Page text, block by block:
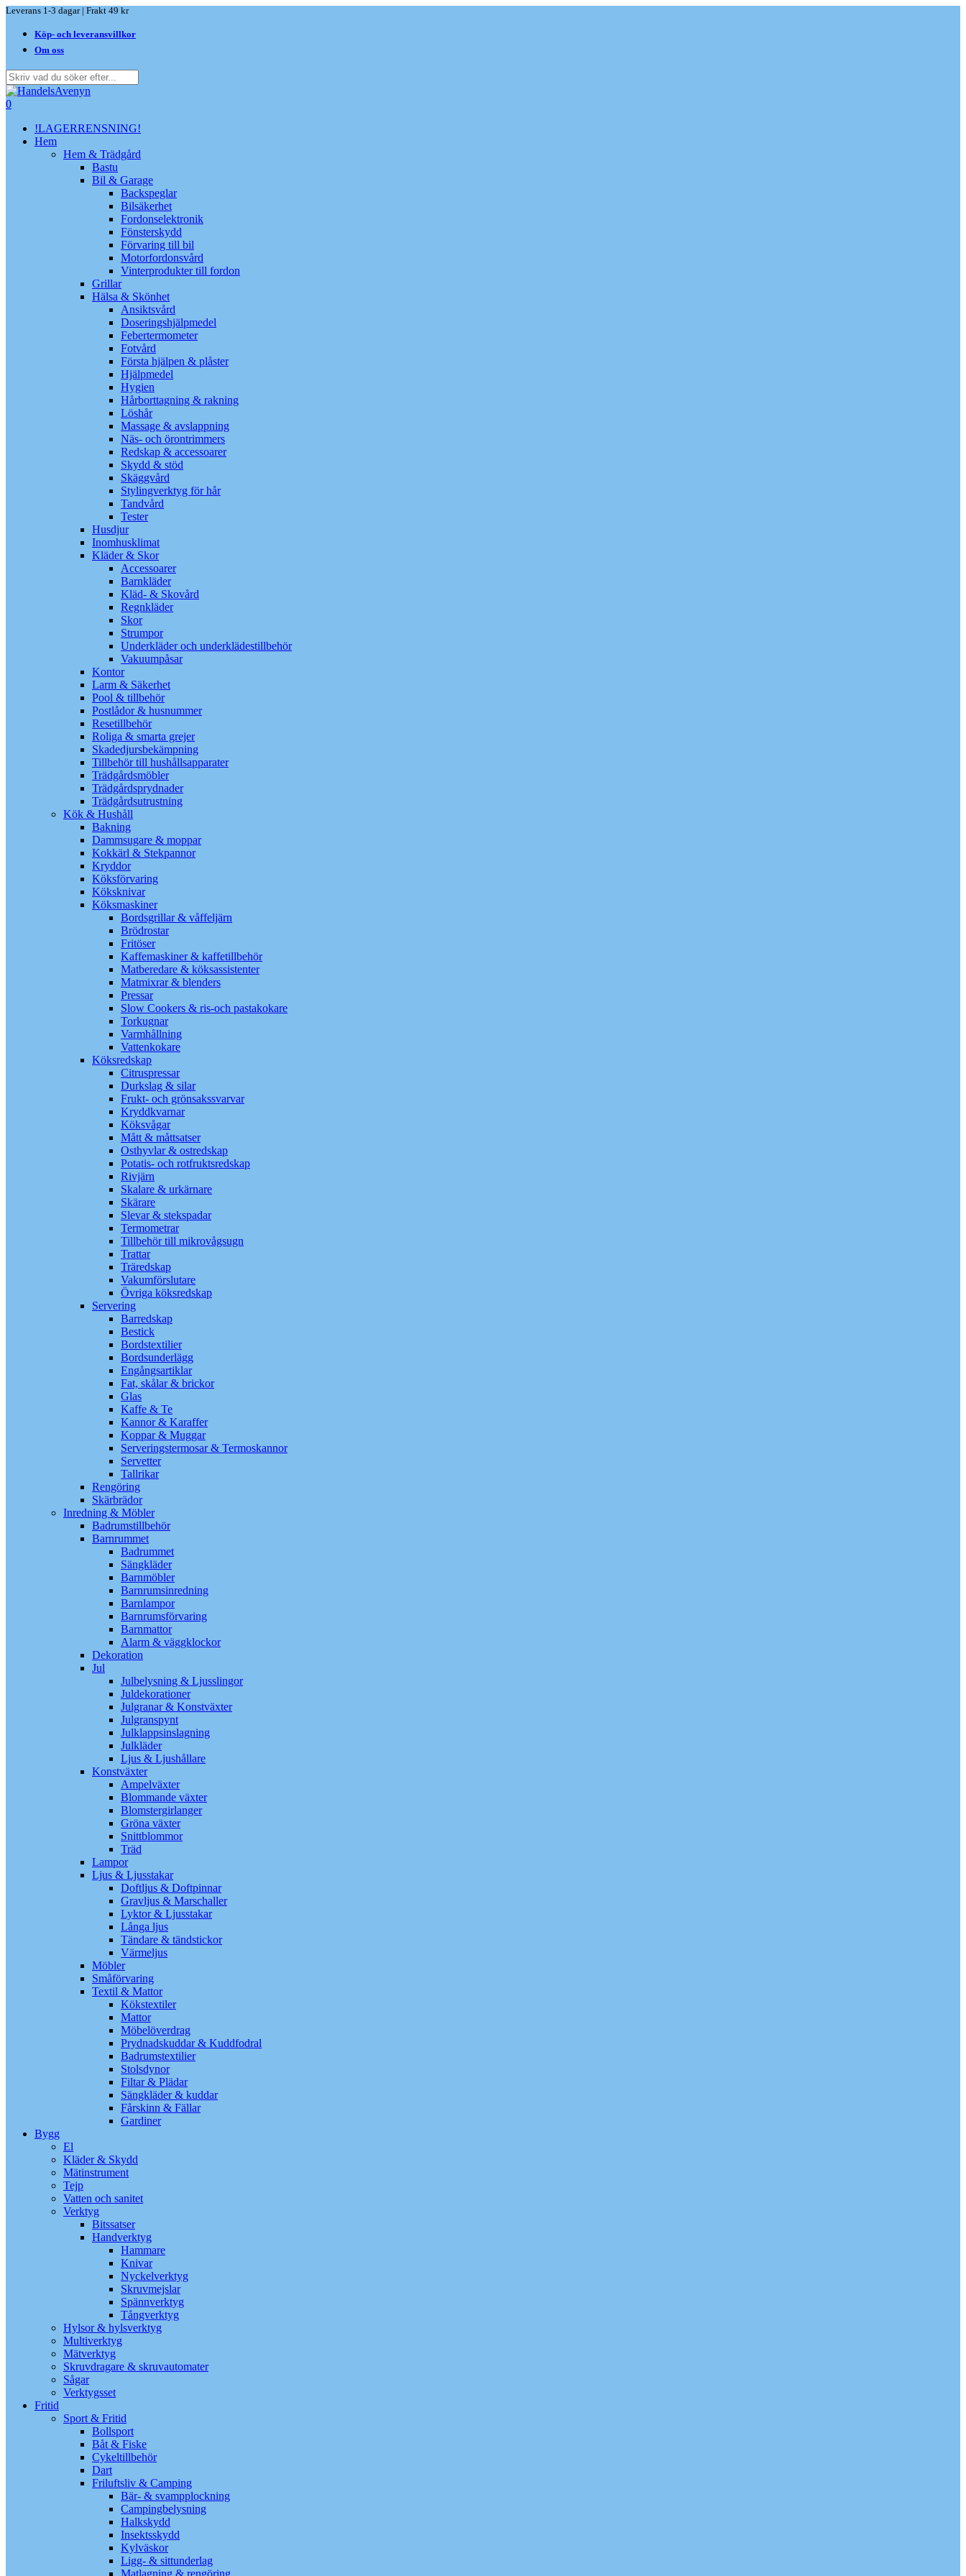
Skip
main
content
Leverans 1-3 dagar | Frakt 49 kr
Köp- och leveransvillkor
Om oss
Close
Search
search
0
!LAGERRENSNING!
Hem
Hem & Trädgård
Bastu
Bil & Garage
Backspeglar
Bilsäkerhet
Fordonselektronik
Fönsterskydd
Förvaring till bil
Motorfordonsvård
Vinterprodukter till fordon
Grillar
Hälsa & Skönhet
Ansiktsvård
Doseringshjälpmedel
Febertermometer
Fotvård
Första hjälpen & plåster
Hjälpmedel
Hygien
Hårborttagning & rakning
Löshår
Massage & avslappning
Näs- och örontrimmers
Redskap & accessoarer
Skydd & stöd
Skäggvård
Stylingverktyg för hår
Tandvård
Tester
Husdjur
Inomhusklimat
Kläder & Skor
Accessoarer
Barnkläder
Kläd- & Skovård
Regnkläder
Skor
Strumpor
Underkläder och underklädestillbehör
Vakuumpåsar
Kontor
Larm & Säkerhet
Pool & tillbehör
Postlådor & husnummer
Resetillbehör
Roliga & smarta grejer
Skadedjursbekämpning
Tillbehör till hushållsapparater
Trädgårdsmöbler
Trädgårdsprydnader
Trädgårdsutrustning
Kök & Hushåll
Bakning
Dammsugare & moppar
Kokkärl & Stekpannor
Kryddor
Köksförvaring
Köksknivar
Köksmaskiner
Bordsgrillar & våffeljärn
Brödrostar
Fritöser
Kaffemaskiner & kaffetillbehör
Matberedare & köksassistenter
Matmixrar & blenders
Pressar
Slow Cookers & ris-och pastakokare
Torkugnar
Varmhållning
Vattenkokare
Köksredskap
Citruspressar
Durkslag & silar
Frukt- och grönsakssvarvar
Kryddkvarnar
Köksvågar
Mått & måttsatser
Osthyvlar & ostredskap
Potatis- och rotfruktsredskap
Rivjärn
Skalare & urkärnare
Skärare
Slevar & stekspadar
Termometrar
Tillbehör till mikrovågsugn
Trattar
Träredskap
Vakumförslutare
Övriga köksredskap
Servering
Barredskap
Bestick
Bordstextilier
Bordsunderlägg
Engångsartiklar
Fat, skålar & brickor
Glas
Kaffe & Te
Kannor & Karaffer
Koppar & Muggar
Serveringstermosar & Termoskannor
Servetter
Tallrikar
Rengöring
Skärbrädor
Inredning & Möbler
Badrumstillbehör
Barnrummet
Badrummet
Sängkläder
Barnmöbler
Barnrumsinredning
Barnlampor
Barnrumsförvaring
Barnmattor
Alarm & väggklockor
Dekoration
Jul
Julbelysning & Ljusslingor
Juldekorationer
Julgranar & Konstväxter
Julgranspynt
Julklappsinslagning
Julkläder
Ljus & Ljushållare
Konstväxter
Ampelväxter
Blommande växter
Blomstergirlanger
Gröna växter
Snittblommor
Träd
Lampor
Ljus & Ljusstakar
Doftljus & Doftpinnar
Gravljus & Marschaller
Lyktor & Ljusstakar
Långa ljus
Tändare & tändstickor
Värmeljus
Möbler
Småförvaring
Textil & Mattor
Kökstextiler
Mattor
Möbelöverdrag
Prydnadskuddar & Kuddfodral
Badrumstextilier
Stolsdynor
Filtar & Plädar
Sängkläder & kuddar
Fårskinn & Fällar
Gardiner
Bygg
El
Kläder & Skydd
Mätinstrument
Tejp
Vatten och sanitet
Verktyg
Bitssatser
Handverktyg
Hammare
Knivar
Nyckelverktyg
Skruvmejslar
Spännverktyg
Tångverktyg
Hylsor & hylsverktyg
Multiverktyg
Mätverktyg
Skruvdragare & skruvautomater
Sågar
Verktygsset
Fritid
Sport & Fritid
Bollsport
Båt & Fiske
Cykeltillbehör
Dart
Friluftsliv & Camping
Bär- & svampplockning
Campingbelysning
Halkskydd
Insektsskydd
Kylväskor
Ligg- & sittunderlag
Matlagning & rengöring